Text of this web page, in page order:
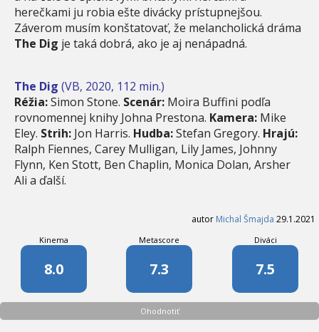
herečkami ju robia ešte divácky prístupnejšou.
Záverom musím konštatovať, že melancholická dráma
The Dig je taká dobrá, ako je aj nenápadná.
The Dig (VB, 2020, 112 min.)
Réžia:Simon Stone. Scenár: Moira Buffini podľa
rovnomennej knihy Johna Prestona. Kamera: Mike
Eley. Strih: Jon Harris. Hudba:Stefan Gregory. Hrajú:
Ralph Fiennes, Carey Mulligan, Lily James, Johnny
Flynn, Ken Stott, Ben Chaplin, Monica Dolan, Arsher
Ali a ďalší.
autor Michal Šmajda 29.1.2021
Kinema
8.0
Metascore
7.3
Diváci
7.5
Ohodnotiť